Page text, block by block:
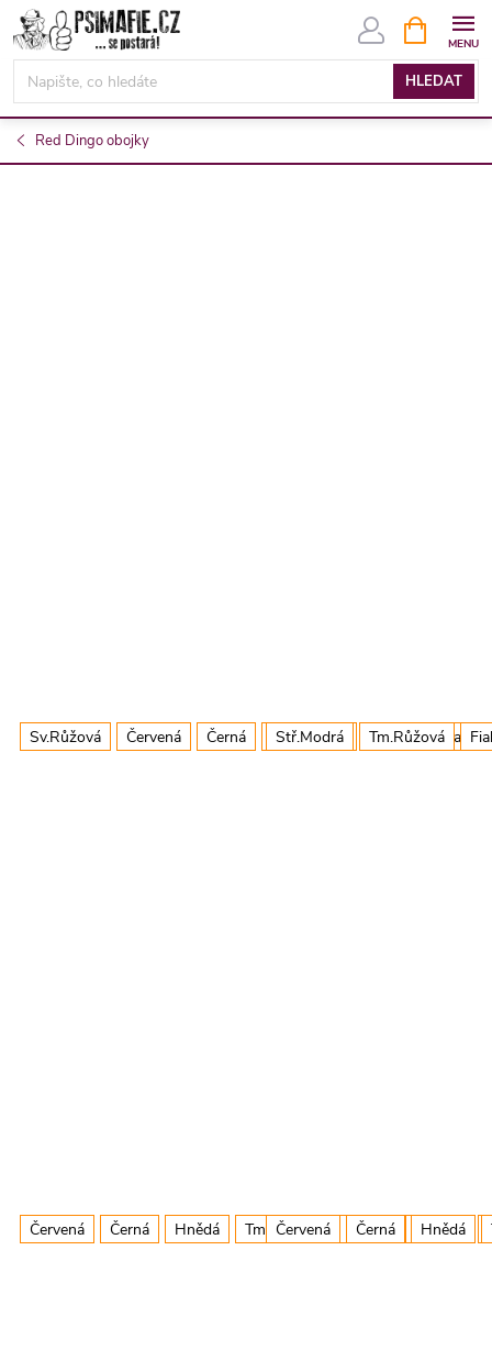
Přejít
na
obsah
HLEDAT
NÁKUPNÍ
KOŠÍK
Red Dingo obojky
Sv.Růžová Červená Černá Tm.Růžová Zelená Fialová
Stř.Modrá Tm.Růžová
Červená Černá Hnědá Tm.Růžová Zelená Fialová
Červená Černá Hnědá